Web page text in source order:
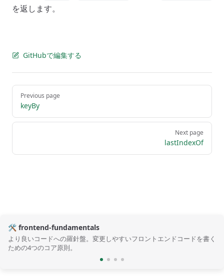
を返します。
GitHubで編集する
Pager
Previous page
keyBy
Next page
lastIndexOf
🛠️ frontend-fundamentals
より良いコードへの羅針盤。変更しやすいフロントエンドコードを書く
ための4つのコア原則。